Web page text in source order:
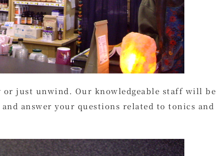
or just unwind. Our knowledgeable staff will be
answer your questions related to tonics and